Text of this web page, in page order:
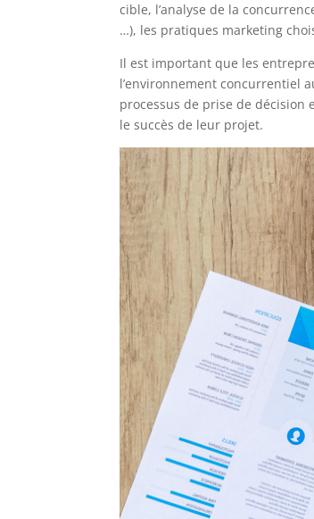
cible, l’analyse de la
…), les pratiques marketing
Il est important que les
l’environnement concurrentiel
processus de prise de
le succès de leur projet.